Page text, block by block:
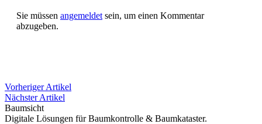
Sie müssen angemeldet sein, um einen Kommentar
abzugeben.
Vorheriger Artikel
Nächster Artikel
Baumsicht
Digitale Lösungen für Baumkontrolle & Baumkataster.